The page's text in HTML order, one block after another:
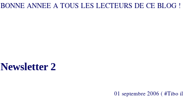
BONNE ANNEE A TOUS LES LECTEURS DE CE BLOG !
Newsletter 2
01 septembre 2006 ( #Tibo